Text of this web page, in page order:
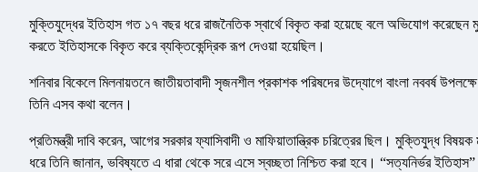
মুক্তিযুদ্ধের ইতিহাস গত ১৭ বছর ধরে রাজনৈতিক স্বার্থে বিকৃত করা হয়েছে বলে অভিযোগ করেছেন
করতে ইতিহাসকে বিকৃত করে ব্যক্তিকেন্দ্রিক রূপ দেওয়া হয়েছিল।
শনিবার বিকেলে মিলনায়তনে জাতীয়তাবাদী সৃজনশীল প্রকাশক পরিষদের উদ্যোগে বাংলা নববর্ষ
তিনি এসব কথা বলেন।
প্রতিমন্ত্রী দাবি করেন, আগের সরকার ফ্যাসিবাদী ও মাফিয়াতান্ত্রিক চরিত্রের ছিল। মুক্তিযুদ্ধ
ধরে তিনি জানান, ভবিষ্যতে এ ধারা থেকে সরে এসে স্বচ্ছতা নিশ্চিত করা হবে। “সত্যনির্ভর